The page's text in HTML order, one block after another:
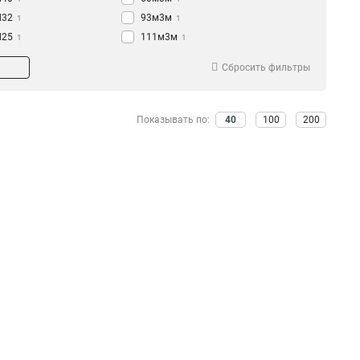
1
1
1
1
93м3м 1
111м3м 1
Сбросить фильтры
Показывать по: 40 100 200